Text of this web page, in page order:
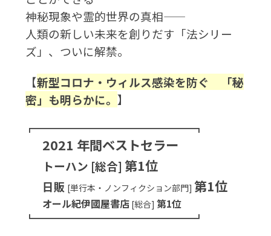
神秘現象や霊的世界の真相――
人類の新しい未来を創りだす「法シリー
ズ」、ついに解禁。
【新型コロナ・ウィルス感染を防ぐ 「秘
密」も明らかに。】
┏━━━━━━━━━━━━━━━━━━━┓
2021 年間ベストセラー
トーハン [総合]第1位
日販 [単行本・ノンフィクション部門] 第1位
オール紀伊國屋書店 [総合]第1位
┗━━━━━━━━━━━━━━━━━━━┛